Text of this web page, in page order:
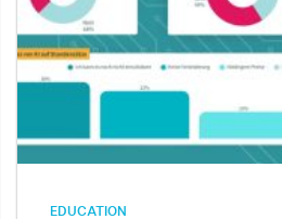
EDUCATION